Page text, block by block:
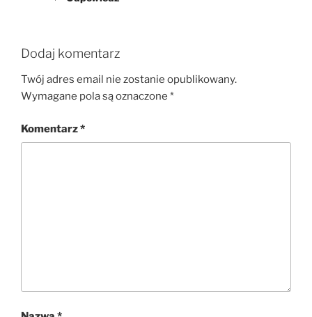
Dodaj komentarz
Twój adres email nie zostanie opublikowany.
Wymagane pola są oznaczone *
Komentarz*